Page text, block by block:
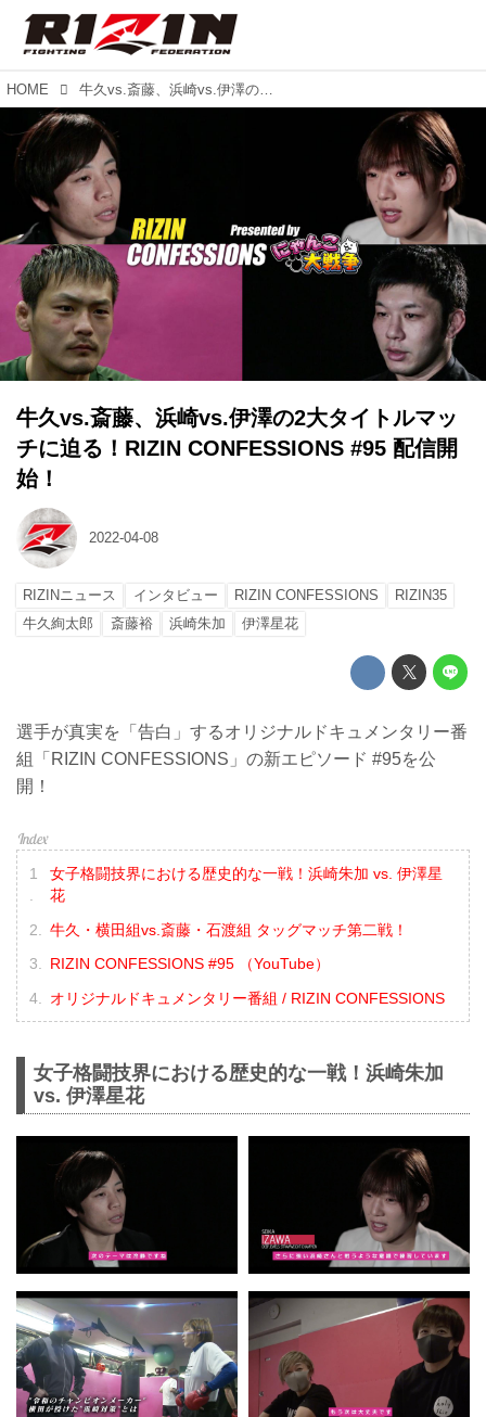
HOME 牛久vs.斎藤、浜崎vs.伊澤の2大タイトルマッチに迫る！RIZIN CONFESSIONS #95 配信開始！
牛久vs.斎藤、浜崎vs.伊澤の2大タイトルマッ
チに迫る！RIZIN CONFESSIONS #95 配信開
始！
2022-04-08
RIZINニュース インタビュー RIZIN CONFESSIONS
RIZIN35
牛久絢太郎
斎藤裕 浜崎朱加 伊澤星花
選手が真実を「告白」するオリジナルドキュメンタリー番
組「RIZIN CONFESSIONS」の新エピソード #95を公
開！
女子格闘技界における歴史的な一戦！浜崎朱加 vs. 伊澤星
花
牛久・横田組vs.斎藤・石渡組 タッグマッチ第二戦！
RIZIN CONFESSIONS #95 （YouTube）
オリジナルドキュメンタリー番組 / RIZIN CONFESSIONS
女子格闘技界における歴史的な一戦！浜崎朱加
vs. 伊澤星花